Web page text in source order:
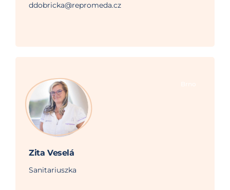
ddobricka@repromeda.cz
Zita Veselá
Sanitariuszka